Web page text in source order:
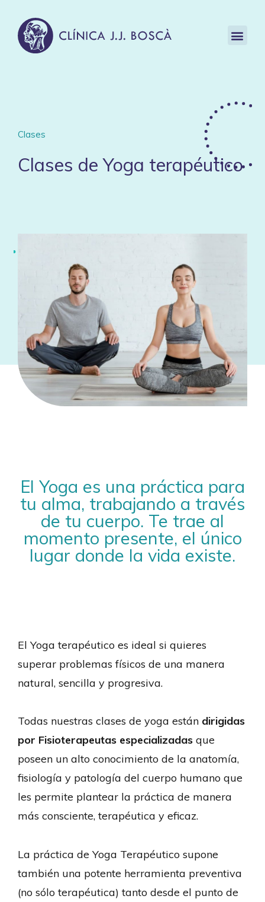
Clases
Clases de Yoga terapéutico
El Yoga es una práctica para
tu alma, trabajando a través
de tu cuerpo. Te trae al
momento presente, el único
lugar donde la vida existe.
El Yoga terapéutico es ideal si quieres
superar problemas físicos de una manera
natural, sencilla y progresiva.
Todas nuestras clases de yoga están dirigidas
por Fisioterapeutas especializadas que
poseen un alto conocimiento de la anatomía,
fisiología y patología del cuerpo humano que
les permite plantear la práctica de manera
más consciente, terapéutica y eficaz.
La práctica de Yoga Terapéutico supone
también una potente herramienta preventiva
(no sólo terapéutica) tanto desde el punto de